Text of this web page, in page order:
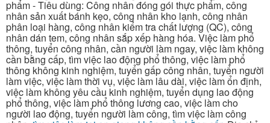
phẩm - Tiêu dùng: Công nhân đóng gói thực phẩm, công
nhân sản xuất bánh kẹo, công nhân kho lạnh, công nhân
phân loại hàng, công nhân kiểm tra chất lượng (QC), công
nhân dán tem, công nhân sắp xếp hàng hóa. Việc làm phổ
thông, tuyển công nhân, cần người làm ngay, việc làm không
cần bằng cấp, tìm việc lao động phổ thông, việc làm phổ
thông không kinh nghiệm, tuyển gấp công nhân, tuyển người
làm việc, việc làm thời vụ, việc làm lâu dài, việc làm ổn định,
việc làm không yêu cầu kinh nghiệm, tuyển dụng lao động
phổ thông, việc làm phổ thông lương cao, việc làm cho
người lao động, tuyển người làm công, tìm việc làm công